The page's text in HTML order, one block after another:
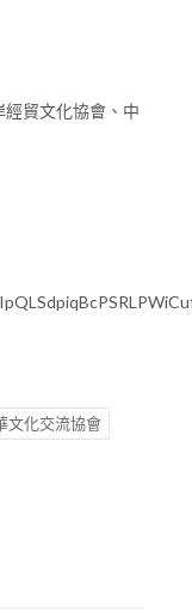
貿文化協會、中
文化交流協會